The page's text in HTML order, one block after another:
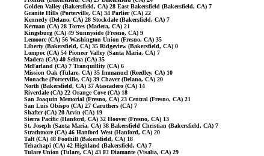
Golden Valley (Bakersfield, CA) 28 East Bakersfield (Bakersfield, CA) 7
Granite Hills (Porterville, CA) 34 Parlier (CA) 22
Kennedy (Delano, CA) 28 Stockdale (Bakersfield, CA) 7
Kerman (CA) 28 Torres (Madera, CA) 21
Kingsburg (CA) 49 Sunnyside (Fresno, CA) 9
Lemoore (CA) 56 Washington Union (Fresno, CA) 35
Liberty (Bakersfield, CA) 35 Ridgeview (Bakersfield, CA) 0
Lompoc (CA) 54 Pioneer Valley (Santa Maria, CA) 7
Madera (CA) 40 Selma (CA) 35
McFarland (CA) 7 Tranquillity (CA) 6
Mission Oak (Tulare, CA) 35 Immanuel (Reedley, CA) 10
Monache (Porterville, CA) 39 Chavez (Delano, CA) 20
North (Bakersfield, CA) 37 Atascadero (CA) 14
Riverdale (CA) 22 Orange Cove (CA) 18
San Joaquin Memorial (Fresno, CA) 23 Central (Fresno, CA) 21
San Luis Obispo (CA) 27 Caruthers (CA) 7
Shafter (CA) 20 Arvin (CA) 19
Sierra Pacific (Hanford, CA) 32 Hoover (Fresno, CA) 13
St. Joseph (Santa Maria, CA) 38 Bakersfield Christian (Bakersfield, CA) 7
Strathmore (CA) 46 Hanford West (Hanford, CA) 20
Taft (CA) 48 Foothill (Bakersfield, CA) 18
Tehachapi (CA) 42 Highland (Bakersfield, CA) 7
Tulare Union (Tulare, CA) 43 El Diamante (Visalia, CA) 29